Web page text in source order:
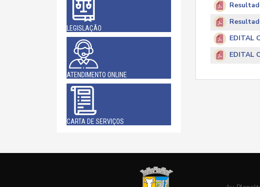
LEGISLAÇÃO
ATENDIMENTO ONLINE
CARTA DE SERVIÇOS
EDITAL
EDITAL